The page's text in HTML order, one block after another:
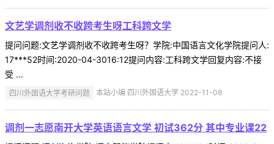
文艺学调剂收不收跨考生呀工科跨文学
提问问题:文艺学调剂收不收跨考生呀？学院:中国语言文化学院提问人:
17***52时间:2020-04-3016:12提问内容:工科跨文学回复内容:不接
受 ...
四川外国语大学考研问题 本站小编 四川外国语大学 2022-11-08
调剂一志愿南开大学英语语言文学 初试362分 其中专业课22